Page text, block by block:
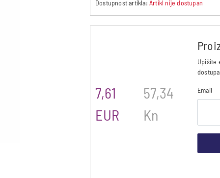
Dostupnost artikla: Artikl nije dostupan
57,34
Kn
7,61
EUR
Upišite
Email